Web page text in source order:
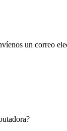
un correo